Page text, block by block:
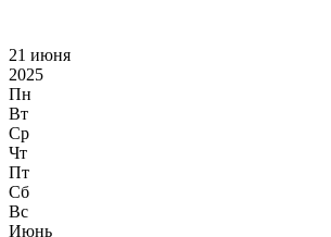
21 июня
2025
Пн
Вт
Ср
Чт
Пт
Сб
Вс
Июнь